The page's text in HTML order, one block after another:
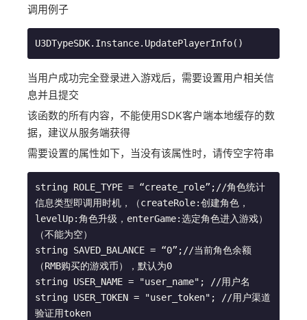
调用例子
U3DTypeSDK.Instance.UpdatePlayerInfo()
当用户成功完全登录进入游戏后，需要设置用户相关信
息并且提交
该函数的所有内容，不能使用SDK客户端本地缓存的数
据，建议从服务端获得
需要设置的属性如下，当没有该属性时，请传空字符串
string ROLE_TYPE = “create_role”;//角色统计
信息类型即调用时机，（createRole:创建角色，
levelUp:角色升级，enterGame:选定角色进入游戏）
（不能为空）
string SAVED_BALANCE = “0”;//当前角色余额
（RMB购买的游戏币），默认为0
string USER_NAME = "user_name"; //用户名
string USER_TOKEN = "user_token"; //用户渠道
验证用token